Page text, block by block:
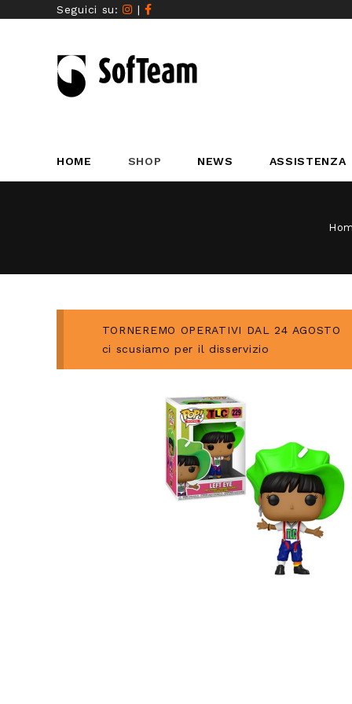
Seguici su: |
HOME SHOP NEWS ASSISTENZA
TORNEREMO OPERATIVI DAL 24 AGOSTO
ci scusiamo per il disservizio